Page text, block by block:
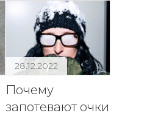
28.12.2022
Почему
запотевают очки